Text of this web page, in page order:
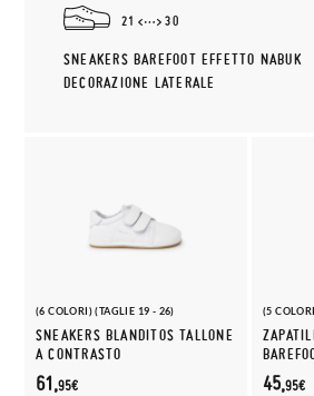
21 30
SNEAKERS BAREFOOT EFFETTO NABUK
DECORAZIONE LATERALE
(6 COLORI) (TAGLIE 19 - 26)
SNEAKERS BLANDITOS TALLONE
A CONTRASTO
61,95€
(5
45,95€